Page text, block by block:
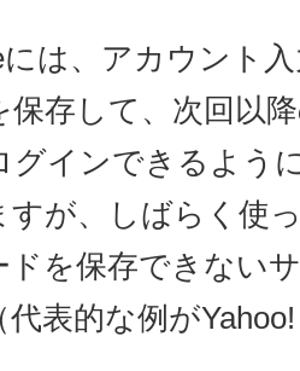
には、アカウント
保存して、次回以
グインできるよう
すが、しばらく使
ドを保存できない
表的な例が